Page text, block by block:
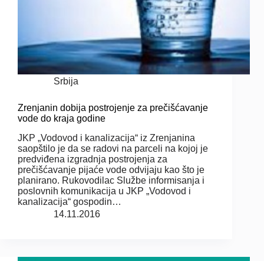
Srbija
Zrenjanin dobija postrojenje za prečišćavanje
vode do kraja godine
JKP „Vodovod i kanalizacija“ iz Zrenjanina
saopštilo je da se radovi na parceli na kojoj je
predviđena izgradnja postrojenja za
prečišćavanje pijaće vode odvijaju kao što je
planirano. Rukovodilac Službe informisanja i
poslovnih komunikacija u JKP „Vodovod i
kanalizacija“ gospodin…
14.11.2016